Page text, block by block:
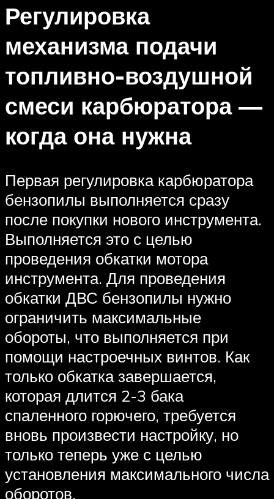
Регулировка
механизма подачи
топливно-воздушной
смеси карбюратора —
когда она нужна
Первая регулировка карбюратора
бензопилы выполняется сразу
после покупки нового инструмента.
Выполняется это с целью
проведения обкатки мотора
инструмента. Для проведения
обкатки ДВС бензопилы нужно
ограничить максимальные
обороты, что выполняется при
помощи настроечных винтов. Как
только обкатка завершается,
которая длится 2-3 бака
спаленного горючего, требуется
вновь произвести настройку, но
только теперь уже с целью
установления максимального числа
оборотов.